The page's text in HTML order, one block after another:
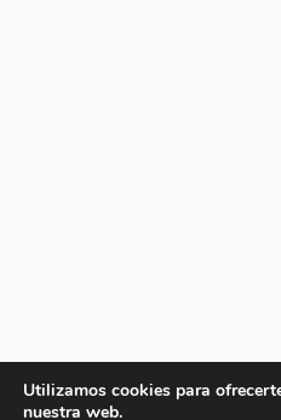
Utilizamos cookies para
nuestra web.